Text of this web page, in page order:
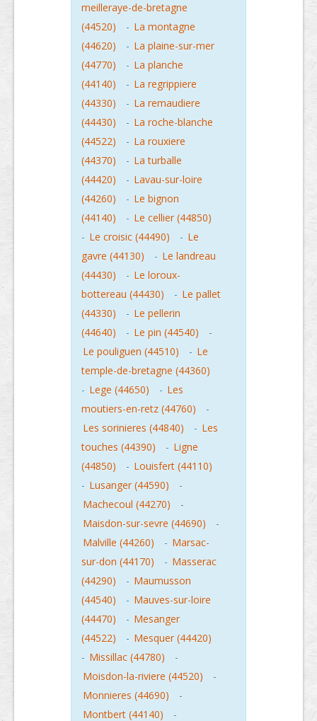
meilleraye-de-bretagne
(44520)
- La montagne
(44620)
- La plaine-sur-mer
(44770)
- La planche
(44140)
- La regrippiere
(44330)
- La remaudiere
(44430)
- La roche-blanche
(44522)
- La rouxiere
(44370)
- La turballe
(44420)
- Lavau-sur-loire
(44260)
- Le bignon
(44140)
- Le cellier (44850)
- Le croisic (44490) - Le
gavre (44130)
- Le landreau
(44430)
- Le loroux-
bottereau (44430)
- Le pallet
(44330)
- Le pellerin
(44640)
- Le pin (44540)
-
Le pouliguen (44510)
- Le
temple-de-bretagne (44360)
- Lege (44650) - Les
moutiers-en-retz (44760)
-
Les sorinieres (44840)
- Les
touches (44390)
- Ligne
(44850)
- Louisfert (44110)
- Lusanger (44590)
-
Machecoul (44270)
-
Maisdon-sur-sevre (44690)
-
Malville (44260)
- Marsac-
sur-don (44170)
- Masserac
(44290)
- Maumusson
(44540)
- Mauves-sur-loire
(44470)
- Mesanger
(44522)
- Mesquer (44420)
- Missillac (44780)
-
Moisdon-la-riviere (44520)
-
Monnieres (44690)
-
Montbert (44140)
-